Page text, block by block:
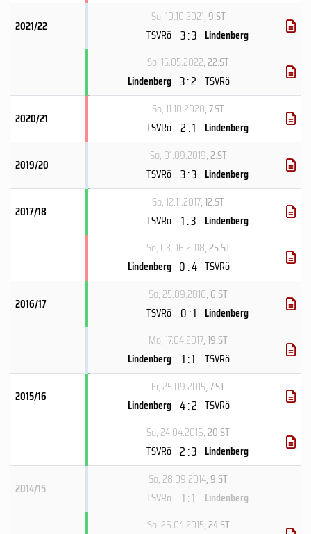
2021/22
So, 10.10.2021, 9.ST
TSVRö 3 : 3 Lindenberg
So, 15.05.2022, 22.ST
Lindenberg 3 : 2 TSVRö
2020/21
So, 11.10.2020, 7.ST
TSVRö 2 : 1 Lindenberg
2019/20
So, 01.09.2019, 2.ST
TSVRö 3 : 3 Lindenberg
2017/18
So, 12.11.2017, 12.ST
TSVRö 1 : 3 Lindenberg
So, 03.06.2018, 25.ST
Lindenberg 0 : 4 TSVRö
2016/17
So, 25.09.2016, 6.ST
TSVRö 0 : 1 Lindenberg
Mo, 17.04.2017, 19.ST
Lindenberg
1 : 1 TSVRö
2015/16
Fr, 25.09.2015, 7.ST
Lindenberg 4 : 2 TSVRö
So, 24.04.2016, 20.ST
TSVRö 2 : 3 Lindenberg
2014/15
So, 28.09.2014, 9.ST
TSVRö
1 : 1
Lindenberg
So, 26.04.2015, 24.ST